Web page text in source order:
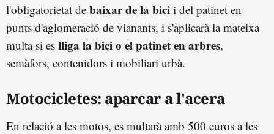
l'obligatorietat de baixar de la bici i del patinet en
punts d'aglomeració de vianants, i s'aplicarà la mateixa
multa si es lliga la bici o el patinet en arbres,
semàfors, contenidors i mobiliari urbà.
Motocicletes: aparcar a l'acera
En relació a les motos, es multarà amb 500 euros a les